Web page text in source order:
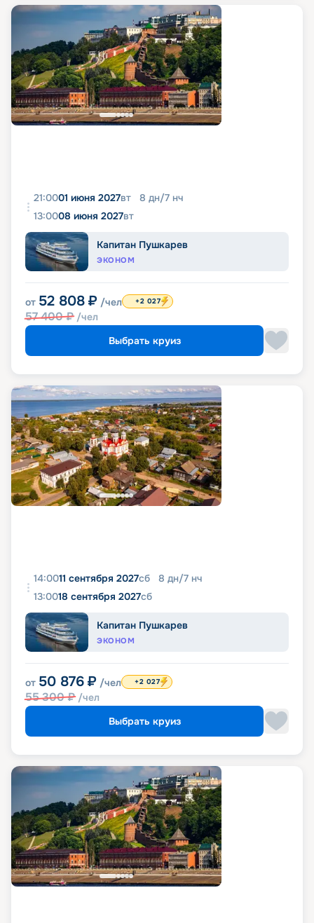
21:0001 июня 2027вт 8 дн/7 нч
13:0008 июня 2027вт
Капитан Пушкарев
ЭКОНОМ
от 52 808 ₽ /чел
57 400₽ /чел
+2 027
Выбрать круиз
14:0011 сентября 2027сб 8 дн/7 нч
13:0018 сентября 2027сб
Капитан Пушкарев
ЭКОНОМ
от 50 876 ₽ /чел
55 300₽ /чел
+2 027
Выбрать круиз